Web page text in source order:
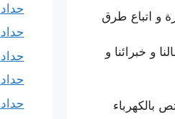
و اتباع طرق
و خبرائنا و
بالكهرباء